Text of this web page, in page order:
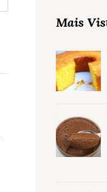
Mais